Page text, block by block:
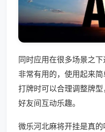
同时应用在很多场景之
非常有用的，使用起来
打牌时可以合理调整牌
好友间互动乐趣。
微乐河北麻将开挂是真